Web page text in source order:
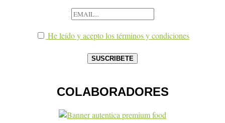
He leído y acepto los términos y condiciones
COLABORADORES